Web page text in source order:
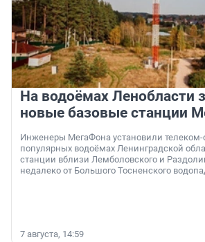
На водоёмах Ленобласти
новые базовые станции
Инженеры МегаФона установили телеком-
популярных водоёмах Ленинградской
станции вблизи Лемболовского и
недалеко от Большого Тосненского
7 августа, 14:59